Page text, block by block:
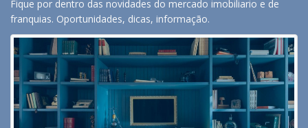
Fique por dentro das novidades do mercado imobiliario e de
franquias. Oportunidades, dicas, informação.